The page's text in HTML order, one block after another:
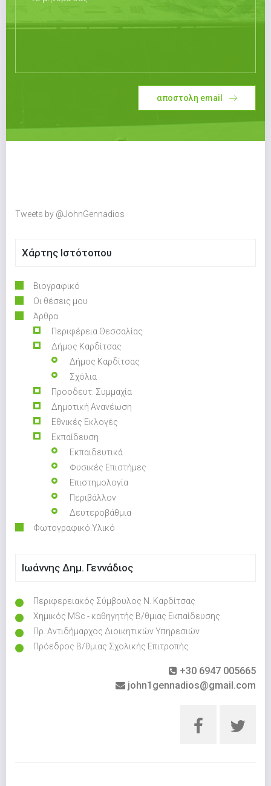
αποστολη email
Tweets by @JohnGennadios
Χάρτης Ιστότοπου
Βιογραφικό
Οι θέσεις μου
Άρθρα
Περιφέρεια Θεσσαλίας
Δήμος Καρδίτσας
Δήμος Καρδίτσας
Σχόλια
Προοδευτ. Συμμαχία
Δημοτική Ανανέωση
Εθνικές Εκλογές
Εκπαίδευση
Εκπαιδευτικά
Φυσικές Επιστήμες
Επιστημολογία
Περιβάλλον
Δευτεροβάθμια
Φωτογραφικό Υλικό
Ιωάννης Δημ. Γεννάδιος
Περιφερειακός Σύμβουλος Ν. Καρδίτσας
Χημικός MSc - καθηγητής Β/θμιας Εκπαίδευσης
Πρ. Αντιδήμαρχος Διοικητικών Υπηρεσιών
Πρόεδρος Β/θμιας Σχολικής Επιτροπής
+30 6947 005665
john1gennadios@gmail.com